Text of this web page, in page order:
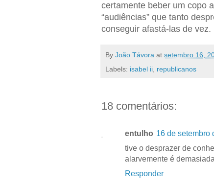
certamente beber um copo
“audiências” que tanto
conseguir afastá-las de vez.
By João Távora at setembro 16,
Labels: isabel ii, republicanos
18 comentários:
entulho 16 de setembro
tive o desprazer de
alarvemente é
Responder